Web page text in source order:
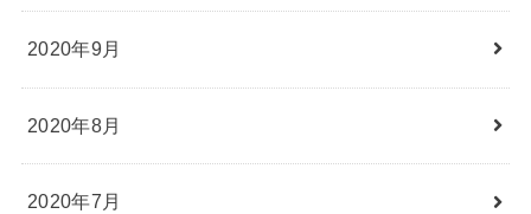
2020年9月
2020年8月
2020年7月